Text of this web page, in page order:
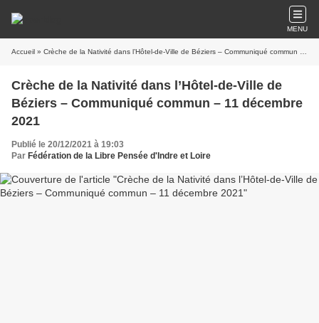
MENU
Accueil » Crèche de la Nativité dans l’Hôtel-de-Ville de Béziers – Communiqué commun – 11 décembre 2021
Crèche de la Nativité dans l’Hôtel-de-Ville de
Béziers – Communiqué commun – 11 décembre
2021
Publié le 20/12/2021 à 19:03
Par Fédération de la Libre Pensée d'Indre et Loire